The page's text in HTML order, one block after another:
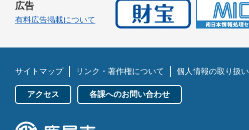
広告
有料広告掲載について
サイトマップ リンク・著作権について 個人情報の取り扱い
アクセス 各課へのお問い合わせ